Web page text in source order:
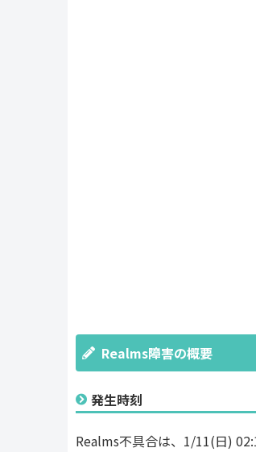
Realms障害の概要
発生時刻
Realms不具合は、1/11(日)